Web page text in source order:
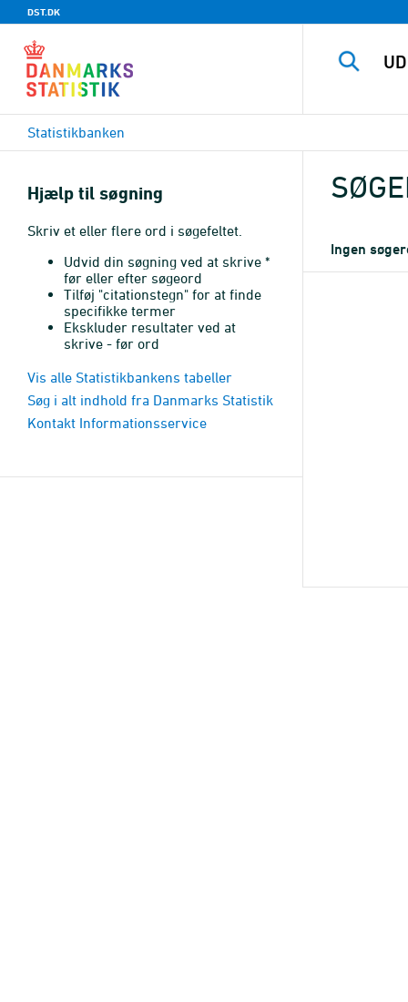
DST.DK
Statistikbanken
Ingen
Hjælp til søgning
Skriv et eller flere ord i søgefeltet.
Udvid din søgning ved at skrive *
før eller efter søgeord
Tilføj "citationstegn" for at finde
specifikke termer
Ekskluder resultater ved at
skrive - før ord
Vis alle Statistikbankens tabeller
Søg i alt indhold fra Danmarks Statistik
Kontakt Informationsservice